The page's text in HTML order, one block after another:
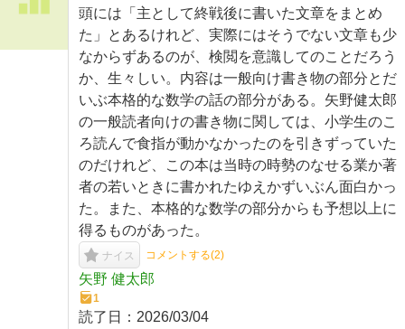
頭には「主として終戦後に書いた文章をまとめ
た」とあるけれど、実際にはそうでない文章も少
なからずあるのが、検閲を意識してのことだろう
か、生々しい。内容は一般向け書き物の部分とだ
いぶ本格的な数学の話の部分がある。矢野健太郎
の一般読者向けの書き物に関しては、小学生のこ
ろ読んで食指が動かなかったのを引きずっていた
のだけれど、この本は当時の時勢のなせる業か著
者の若いときに書かれたゆえかずいぶん面白かっ
た。また、本格的な数学の部分からも予想以上に
得るものがあった。
ナイス コメントする(2)
矢野 健太郎
1
読了日： 2026/03/04